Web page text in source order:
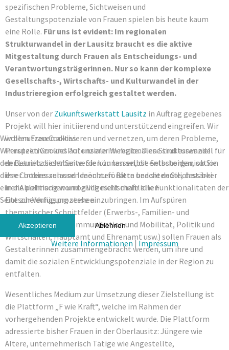
spezifischen Probleme, Sichtweisen und
Gestaltungspotenziale von Frauen spielen bis heute kaum
eine Rolle. Für uns ist evident: Im regionalen
Strukturwandel in der Lausitz braucht es die aktive
Mitgestaltung durch Frauen als Entscheidungs- und
Verantwortungsträgerinnen. Nur so kann der komplexe
Gesellschafts-, Wirtschafts- und Kulturwandel in der
Industrieregion erfolgreich gestaltet werden.
Unser von der Zukunftswerkstatt Lausitz in Auftrag gegebenes
Projekt will hier initiierend und unterstützend eingreifen. Wir
wollen Frauen aktivieren und vernetzen, um deren Probleme,
Perspektiven und Potenziale im regionalen Strukturwandel
der Lausitz sichtbar werden zu lassen, die Selbstorganisation
ihrer Interessen und Ideen zu fördern und sie deutlich stärker
in die politischen und zivilgesellschaftlichen
Entscheidungsprozesse einzubringen. Im Aufspüren
thematischer Schnittfelder (Erwerbs-, Familien- und
Haushaltsarbeit, Kommunikation und Mobilität, Politik und
Wirtschaften, Hauptamt und Ehrenamt usw.) sollen Frauen als
Gestalterinnen zusammengebracht werden, um ihre und
damit die sozialen Entwicklungspotenziale in der Region zu
entfalten.
Wesentliches Medium zur Umsetzung dieser Zielstellung ist
die Plattform „F wie Kraft“, welche im Rahmen der
vorhergehenden Projekte entwickelt wurde. Die Plattform
adressierte bisher Frauen in der Oberlausitz: Jüngere wie
Ältere, unternehmerisch Tätige wie Angestellte,
Wir benutzen Cookies
Wir nutzen Cookies auf unserer Website. Diese sind essenziell für
den Betrieb dieser Seite. Sie können selbst entscheiden, ob Sie
diese Cookies zulassen möchten. Bitte beachten Sie, dass bei
einer Ablehnung womöglich nicht mehr alle Funktionalitäten der
Seite zur Verfügung stehen.
Akzeptieren Ablehnen
Weitere Informationen|Impressum